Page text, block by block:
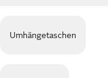
Umhängetaschen